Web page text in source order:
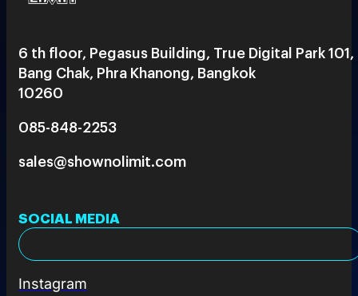
6 th floor, Pegasus Building, True Digital Park 101,
Bang Chak, Phra Khanong, Bangkok
10260
085-848-2253
sales@shownolimit.com
SOCIAL MEDIA
Instagram